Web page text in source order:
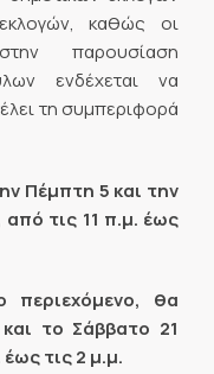
καθώς οι
παρουσίαση
ενδέχεται να
τη συμπεριφορά
Πέμπτη 5 και την
τις 11 π.μ. έως
περιεχόμενο, θα
το Σάββατο 21
τις 2 μ.μ.